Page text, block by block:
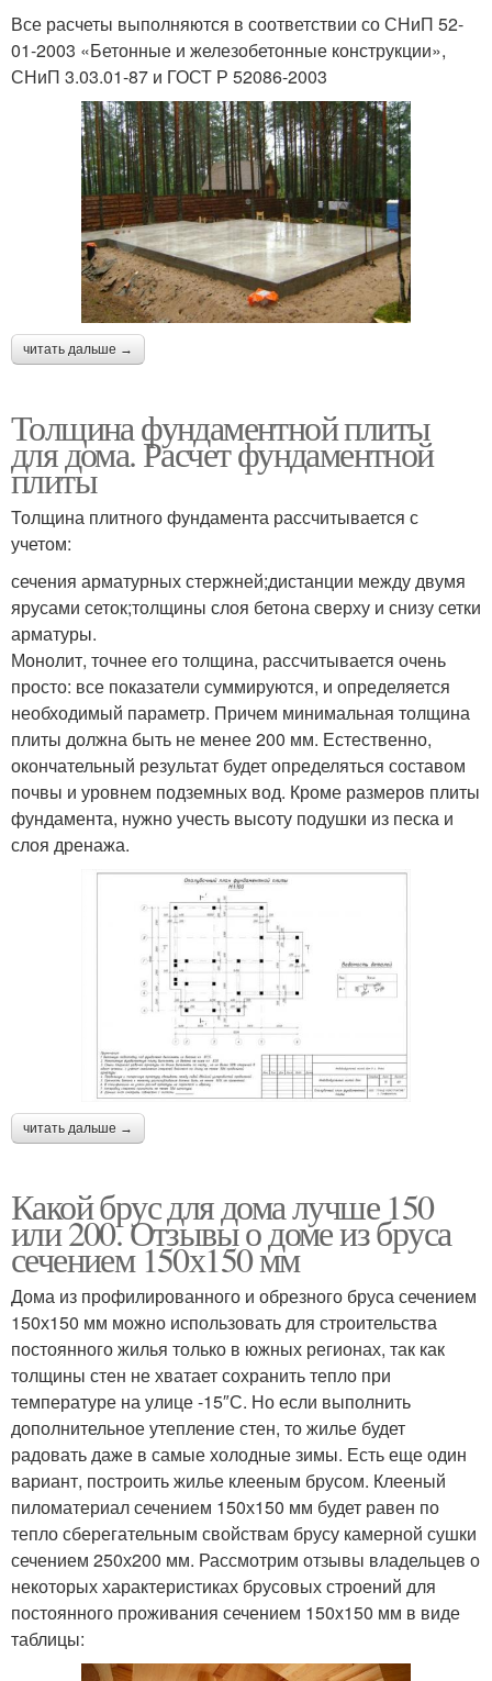
Все расчеты выполняются в соответствии со СНиП 52-
01-2003 «Бетонные и железобетонные конструкции»,
СНиП 3.03.01-87 и ГОСТ Р 52086-2003
читать дальше →
Толщина фундаментной плиты
для дома. Расчет фундаментной
плиты
Толщина плитного фундамента рассчитывается с
учетом:
сечения арматурных стержней;дистанции между двумя
ярусами сеток;толщины слоя бетона сверху и снизу сетки
арматуры.
Монолит, точнее его толщина, рассчитывается очень
просто: все показатели суммируются, и определяется
необходимый параметр. Причем минимальная толщина
плиты должна быть не менее 200 мм. Естественно,
окончательный результат будет определяться составом
почвы и уровнем подземных вод. Кроме размеров плиты
фундамента, нужно учесть высоту подушки из песка и
слоя дренажа.
читать дальше →
Какой брус для дома лучше 150
или 200. Отзывы о доме из бруса
сечением 150х150 мм
Дома из профилированного и обрезного бруса сечением
150х150 мм можно использовать для строительства
постоянного жилья только в южных регионах, так как
толщины стен не хватает сохранить тепло при
температуре на улице -15″С. Но если выполнить
дополнительное утепление стен, то жилье будет
радовать даже в самые холодные зимы. Есть еще один
вариант, построить жилье клееным брусом. Клееный
пиломатериал сечением 150х150 мм будет равен по
тепло сберегательным свойствам брусу камерной сушки
сечением 250х200 мм. Рассмотрим отзывы владельцев о
некоторых характеристиках брусовых строений для
постоянного проживания сечением 150х150 мм в виде
таблицы: